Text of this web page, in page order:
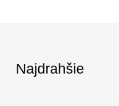
Najdrahšie